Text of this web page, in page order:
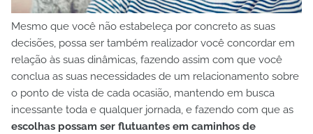
Mesmo que você não estabeleça por concreto as suas
decisões, possa ser também realizador você concordar em
relação às suas dinâmicas, fazendo assim com que você
conclua as suas necessidades de um relacionamento sobre
o ponto de vista de cada ocasião, mantendo em busca
incessante toda e qualquer jornada, e fazendo com que as
escolhas possam ser flutuantes em caminhos de